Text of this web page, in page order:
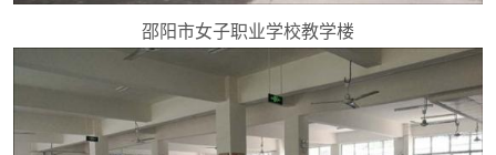
邵阳市女子职业学校教学楼